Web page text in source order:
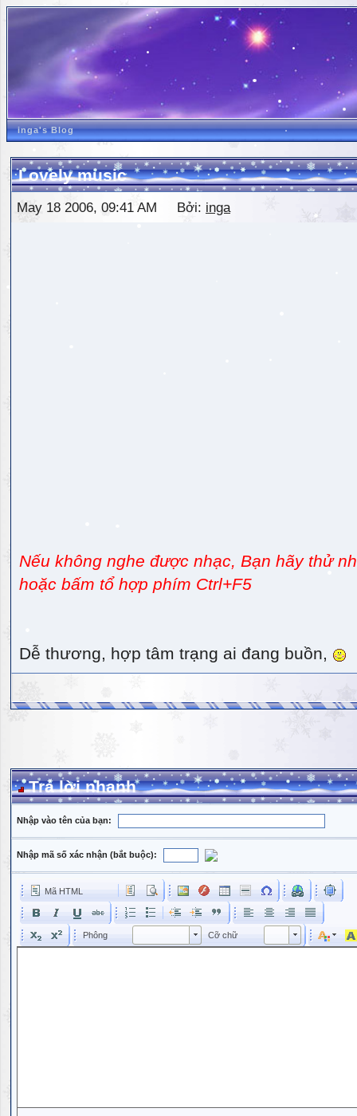
inga's Blog
Lovely music
May 18 2006, 09:41 AM Bởi: inga
Nếu không nghe được nhạc, Bạn hãy thử
hoặc bấm tổ hợp phím Ctrl+F5
Dễ thương, hợp tâm trạng ai đang buồn,
Trả lời nhanh
Nhập vào tên của bạn:
Nhập mã số xác nhận (bắt buộc):
Mã HTML
Phông Phông Cỡ chữ Kích cỡ phông